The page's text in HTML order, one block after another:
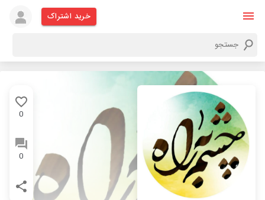
خرید اشتراک
0
0